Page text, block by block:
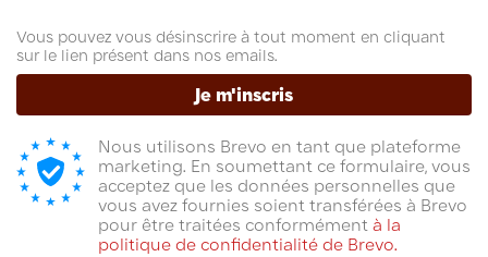
Vous pouvez vous désinscrire à tout moment en cliquant
sur le lien présent dans nos emails.
Je m'inscris
Nous utilisons Brevo en tant que plateforme
marketing. En soumettant ce formulaire, vous
acceptez que les données personnelles que
vous avez fournies soient transférées à Brevo
pour être traitées conformément à la
politique de confidentialité de Brevo.